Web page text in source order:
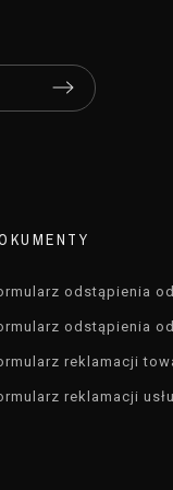
odstąpienia
odstąpienia
reklamacji
reklamacji